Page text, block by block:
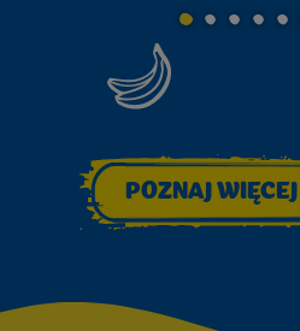
GO TO
GO TO
GOGO
POZNAJ